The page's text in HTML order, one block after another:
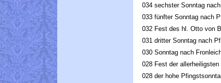
034 sechster Sonntag
033 fünfter Sonntag nach
032 Fest des hl. Otto von
031 dritter Sonntag nach
030 Sonntag nach
028 Fest der
028 der hohe